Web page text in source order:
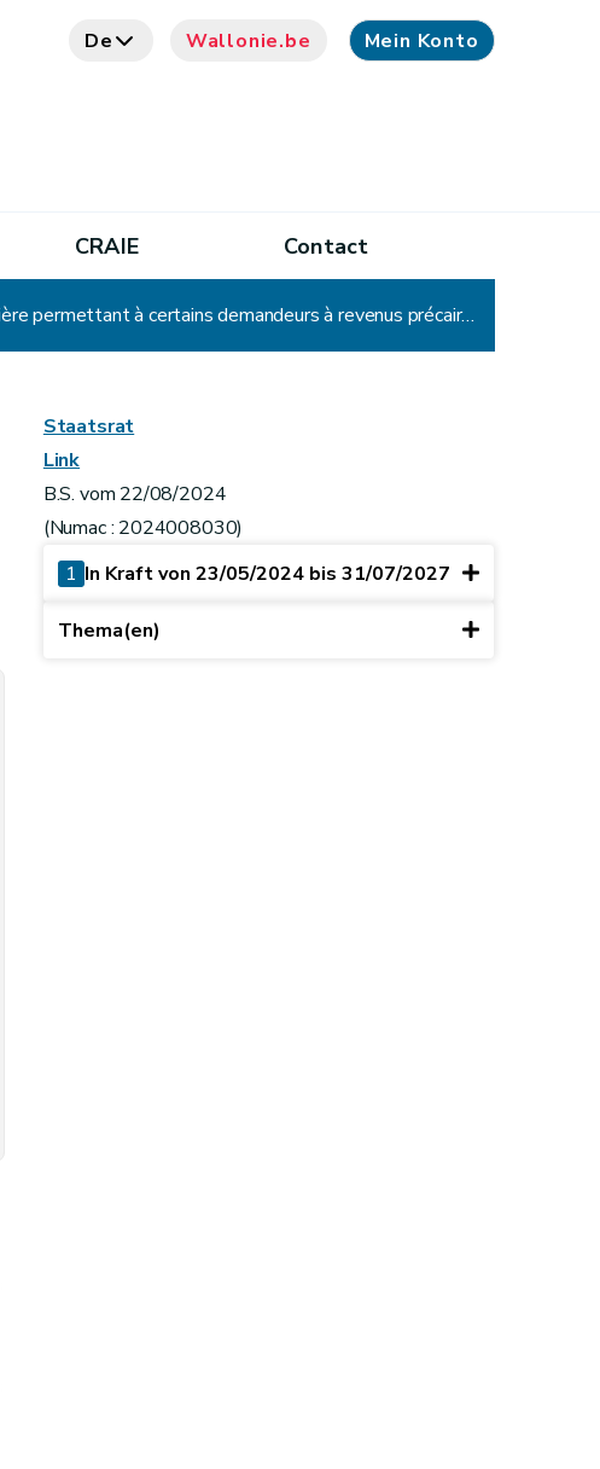
De Wallonie.be Mein Konto
CRAIE Contact
Arrêté du Gouvernement wallon relatif à l'octroi, par un organisme de crédit social, d'une aide financière permettant à certains demandeurs à revenus précaires d'être éligibles au crédit social pour la rénovation énergétique de leur logement
Staatsrat
Link
B.S. vom 22/08/2024
(Numac : 2024008030)
1 In Kraft von 23/05/2024 bis 31/07/2027
Thema(en)